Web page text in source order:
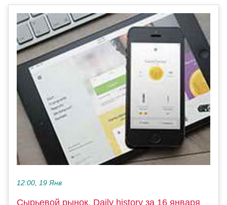
12:00, 19 Янв
Сырьевой рынок, Daily history за 16 января